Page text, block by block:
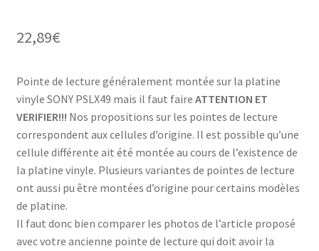
notation
22,89€
Pointe de lecture généralement montée sur la platine
vinyle SONY PSLX49 mais il faut faire ATTENTION ET
VERIFIER!!! Nos propositions sur les pointes de lecture
correspondent aux cellules d’origine. Il est possible qu’une
cellule différente ait été montée au cours de l’existence de
la platine vinyle. Plusieurs variantes de pointes de lecture
ont aussi pu être montées d’origine pour certains modèles
de platine.
Il faut donc bien comparer les photos de l’article proposé
avec votre ancienne pointe de lecture qui doit avoir la